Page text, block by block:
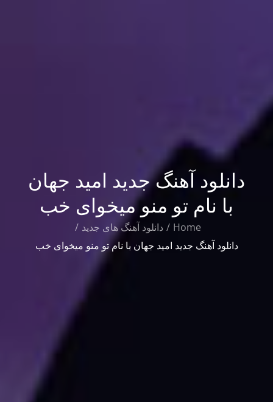
دانلود آهنگ جدید امید جهان
با نام تو منو میخوای خب
Home
دانلود آهنگ های جدید
دانلود آهنگ جدید امید جهان با نام تو منو میخوای خب